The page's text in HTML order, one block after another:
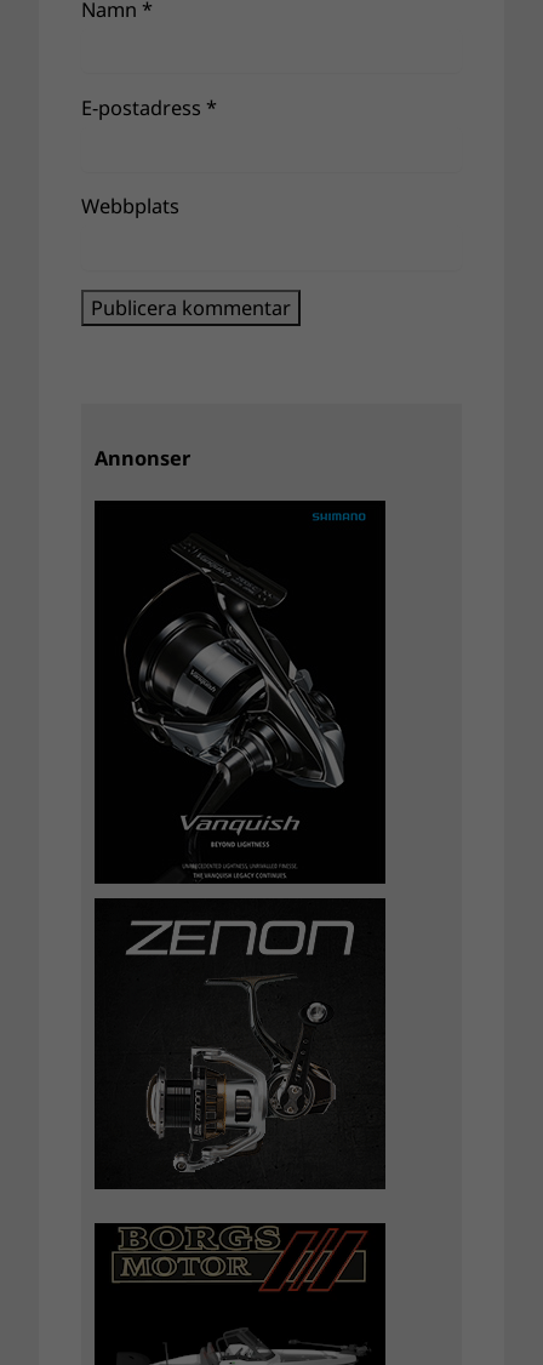
Namn *
E-postadress *
Webbplats
Annonser